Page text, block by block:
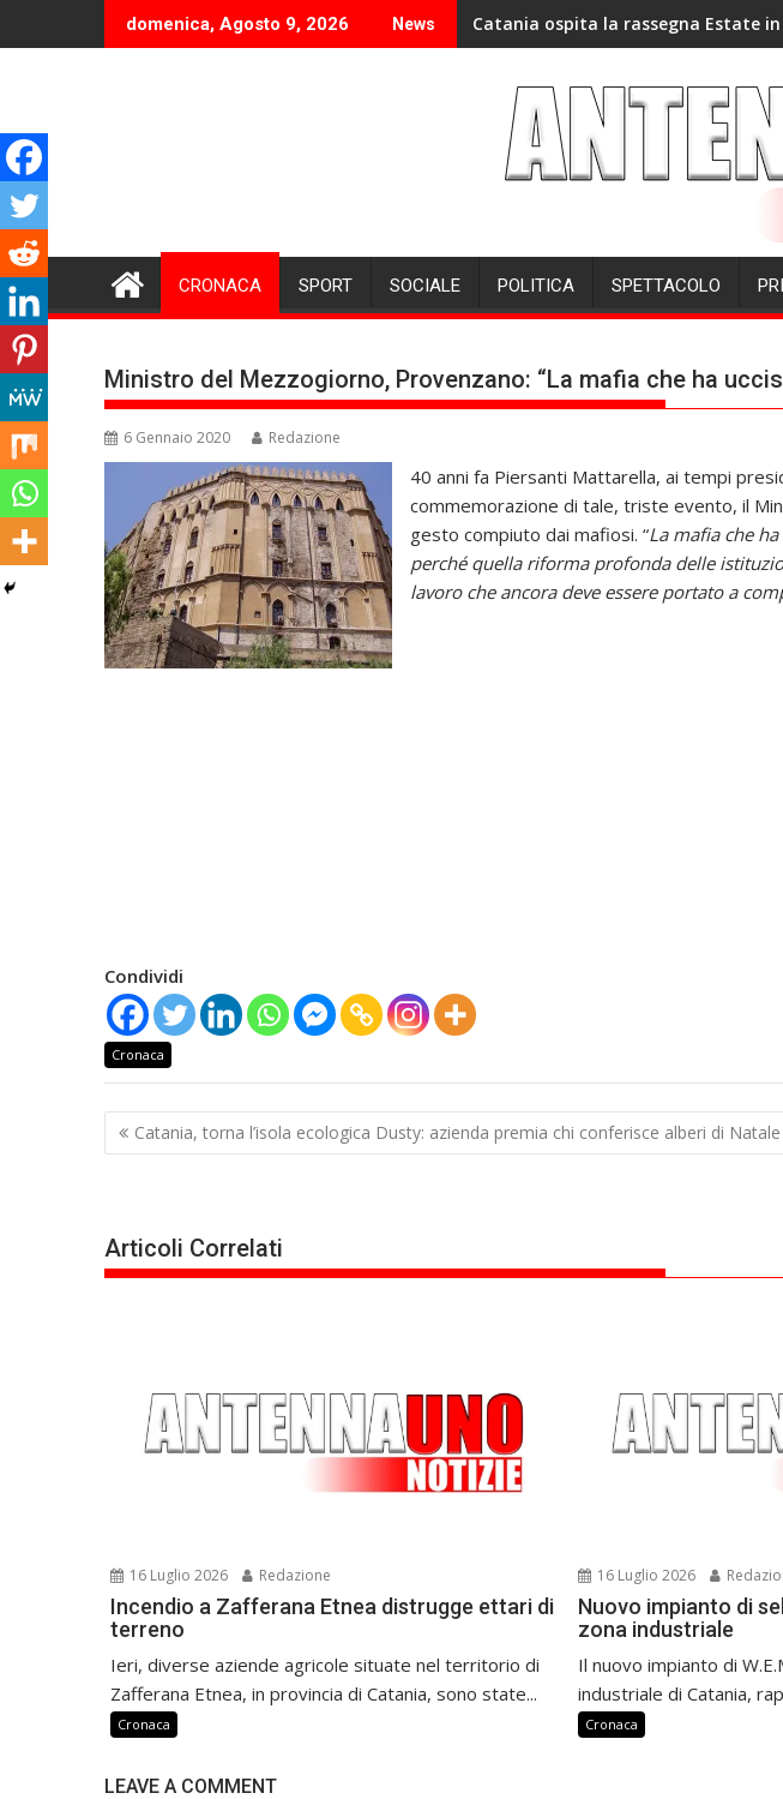
to
domenica, Agosto 9, 2026 News Catania ospita la rassegna Estate
CRONACA SPORT SOCIALE POLITICA SPETTACOLO
Ministro del Mezzogiorno, Provenzano: “La mafia che ha
6 Gennaio 2020 Redazione
40 anni fa Piersanti Mattarella, ai tempi
commemorazione di tale, triste evento, il
gesto compiuto dai mafiosi. “La mafia che
perché quella riforma profonda delle
lavoro che ancora deve essere portato a
Condividi
Cronaca
Navigazione
articoli
Catania, torna l’isola ecologica Dusty: azienda premia chi conferisce alberi di Natale
Articoli Correlati
16 Luglio 2026 Redazione
Incendio a Zafferana Etnea distrugge ettari di
terreno
Ieri, diverse aziende agricole situate nel territorio di
Zafferana Etnea, in provincia di Catania, sono state...
Cronaca
16 Luglio 2026
Nuovo impianto di
zona industriale
Il nuovo impianto di
industriale di Catania,
Cronaca
LEAVE A COMMENT